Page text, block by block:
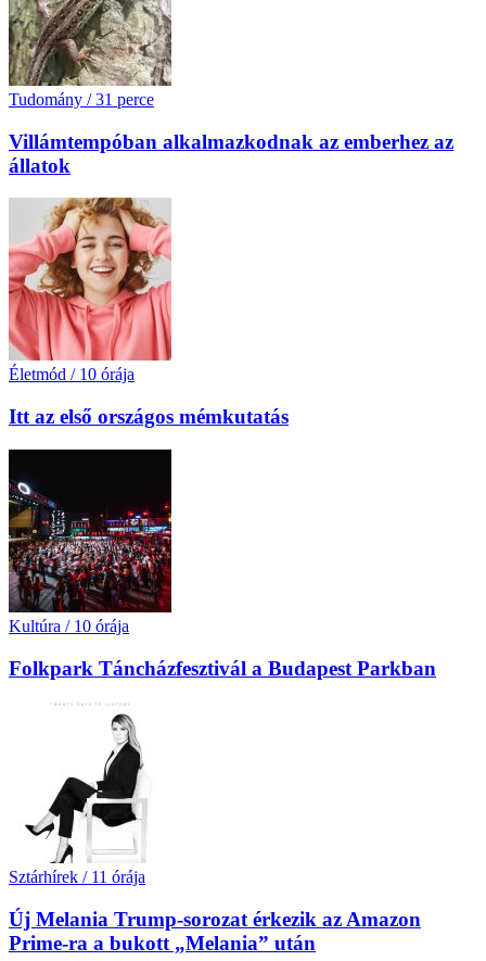
Tudomány / 31 perce
Villámtempóban alkalmazkodnak az emberhez az
állatok
Életmód / 10 órája
Itt az első országos mémkutatás
Kultúra / 10 órája
Folkpark Táncházfesztivál a Budapest Parkban
Sztárhírek / 11 órája
Új Melania Trump-sorozat érkezik az Amazon
Prime-ra a bukott „Melania” után